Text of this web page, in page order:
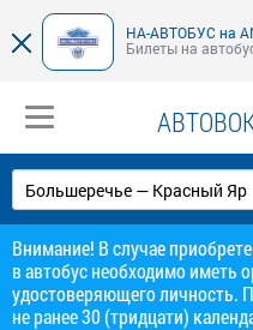
НА-АВТОБУС на
Билеты на
Внимание! В случае
в автобус необходимо иметь
удостоверяющего личность.
не ранее 30 (тридцати)